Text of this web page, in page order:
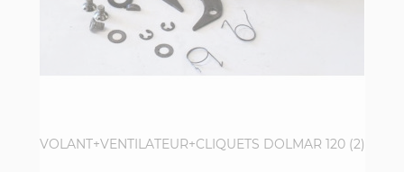
VOLANT+VENTILATEUR+CLIQUETS DOLMAR 120 (2)